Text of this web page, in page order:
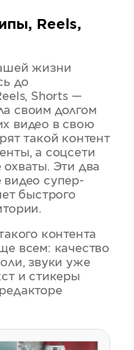
Reels,
жизни
до
Shorts —
своим долгом
видео в свою
такой контент
а соцсети
Эти два
видео супер-
быстрого
контента
всем: качество
звуки уже
и стикеры